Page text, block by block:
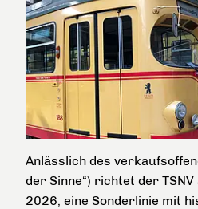
Anlässlich des
der Sinne“) richtet der
2026, eine Sonderlinie mit